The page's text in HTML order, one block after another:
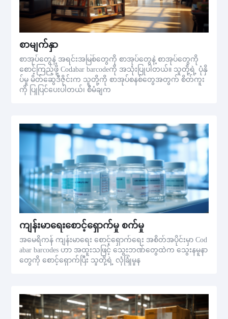
စာမျက်နှာ
စာအုပ်တွေနဲ့ အရင်းအမြစ်တွေကို စာအုပ်တွေနဲ့ စာအုပ်တွေကို
စောင့်ကြည့်ဖို့ Codabar barcodeကို အသုံးပြုပါတယ်။ သူတို့ရဲ့ ပုံနှိ
ပ်မှု မိတ်ဆွေဒီဇိုင်းက သူတို့ကို စာအုပ်စနစ်တွေအတွက် စိတ်ကူး
ကို ပြုပြင်ပေးပါတယ်၊ စီမံချက
ကျန်းမာရေးစောင့်ရှောက်မှု စက်မှု
အမေရိကန် ကျန်းမာရေး စောင့်ရှောက်ရေး အစိတ်အပိုင်းမှာ Cod
abar barcodes ဟာ အထူးသဖြင့် သွေးဘဏ်တွေထဲက သွေးနမူနာ
တွေကို စောင့်ရှောက်ပြီး သူတို့ရဲ့ လုံခြုံမှုန